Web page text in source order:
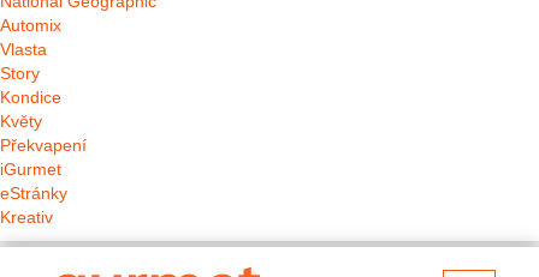
Automix
Vlasta
Story
Kondice
Květy
Překvapení
iGurmet
eStránky
Kreativ